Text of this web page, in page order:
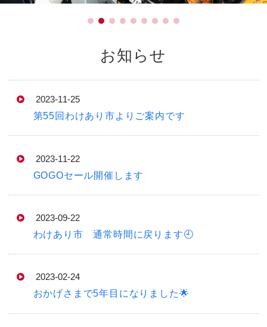
お知らせ
2023-11-25
第55回わけあり市よりご案内です
2023-11-22
GOGOセール開催します
2023-09-22
わけあり市 通常時間に戻ります🕘
2023-02-24
おかげさまで5年目になりました🌟